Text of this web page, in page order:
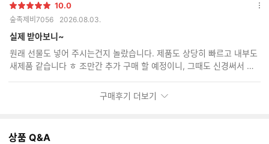
별
점
10.0
숲족제비7056 2026.08.03.
실제 받아보니~
원래 선물도 넣어 주시는건지 놀랐습니다. 제품도 상당히 빠르고 내부도
새제품 같습니다 ㅎ 조만간 추가 구매 할 예정이니, 그때도 신경써서 보
옵
구매후기 더보기
상품 Q&A